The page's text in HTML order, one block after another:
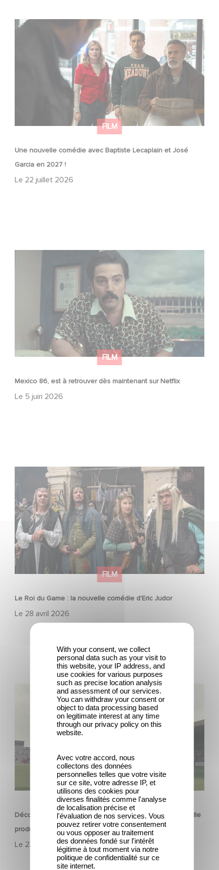
FILM
Une nouvelle comédie avec Baptiste Lecaplain et José
Garcia en 2027 !
Le 22 juillet 2026
Une nouvelle comédie avec Baptiste Lecaplain et José
Garcia en 2027 !
FILM
Mexico 86, est à retrouver dès maintenant sur Netflix
Le 5 juin 2026
Mexico 86, est à retrouver dès maintenant sur Netflix
FILM
Le Roi du Game : la nouvelle comédie d'Eric Judor
Le 28 avril 2026
Le Roi du Game : la nouvelle comédie d'Eric Judor
FILM
Découvrez les premières images de Mexico 86, la nouvelle
production Gaumont USA
Le 23 avril 2026
Découvrez les premières images de Mexico 86, la
nouvelle production Gaumont USA
With your consent, we collect
personal data such as your visit to
this website, your IP address, and
use cookies for various purposes
such as precise location analysis
and assessment of our services.
You can withdraw your consent or
object to data processing based
on legitimate interest at any time
through our privacy policy on this
website.
Avec votre accord, nous
collectons des données
personnelles telles que votre visite
sur ce site, votre adresse IP, et
utilisons des cookies pour
diverses finalités comme l'analyse
de localisation précise et
l'évaluation de nos services. Vous
pouvez retirer votre consentement
ou vous opposer au traitement
des données fondé sur l'intérêt
légitime à tout moment via notre
politique de confidentialité sur ce
site internet.